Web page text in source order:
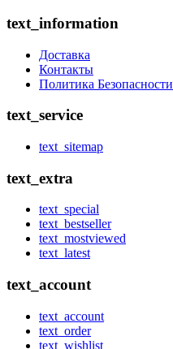
text_information
Доставка
Контакты
Политика Безопасности
text_service
text_sitemap
text_extra
text_special
text_bestseller
text_mostviewed
text_latest
text_account
text_account
text_order
text_wishlist